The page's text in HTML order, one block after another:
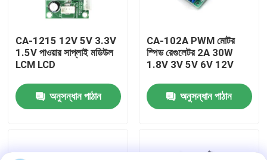
কারখানা পরিদর্শন
গুণমান নিয়ন্ত্রণ
আমাদের সাথে যোগাযোগ করুন
CA-1215 12V 5V 3.3V
1.5V পাওয়ার সাপ্লাই মডিউল
LCM LCD
অনুসন্ধান পাঠান
CA-102A PWM মোটর
স্পিড রেগুলেটর 2A 30W
1.8V 3V 5V 6V 12V
অনুসন্ধান পাঠান